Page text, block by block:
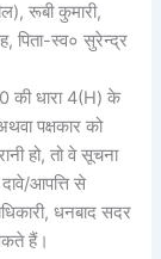
रूबी कुमारी,
पिता-स्व० सुरेन्द्र
की धारा 4(H) के
पक्षकार को
हो, तो वे सूचना
आपत्ति से
धनबाद सदर
हैं।